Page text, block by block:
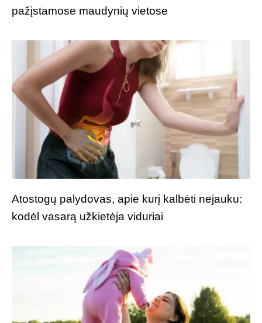
pažįstamose maudynių vietose
Atostogų palydovas, apie kurį kalbėti nejauku:
kodėl vasarą užkietėja viduriai